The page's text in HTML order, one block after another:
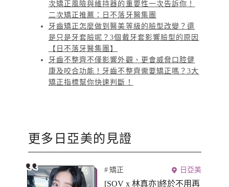
次矯正風險與維持器的重要性一次告訴你！
二次矯正推薦：日不落牙醫集團
牙齒矯正怎麼做到醫美等級的臉型改變？還
是只是牙套臉呢？3個戴牙套影響臉型的原因
【日不落牙醫集團】
牙齒不整齊不僅影響外觀、更會威脅口腔健
康及咬合功能！牙齒不整齊需要矯正嗎？3大
矯正指標幫你快速判斷！
更多 日亞美的見證
矯正 日亞美
[SOV x 林真亦]終於不用再